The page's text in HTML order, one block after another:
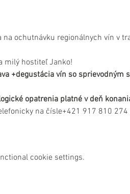
na ochutnávku regionálnych vín v
milý hostiteľ Janko!
+degustácia vín so sprievodným
opatrenia platné v deň
na čísle+421 917 810 274
cookie settings.